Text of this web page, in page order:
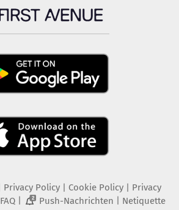
Privacy Policy| Cookie Policy| Privacy
FAQ| 2 Push-Nachrichten Netiquette